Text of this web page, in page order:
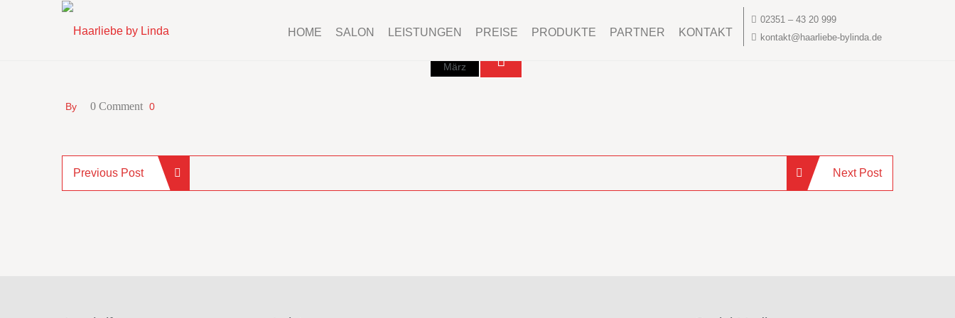
HOME SALON LEISTUNGEN PREISE PRODUKTE PARTNER KONTAKT
02351 – 43 20 999
kontakt@haarliebe-bylinda.de
März
By 0 Comment 0
Previous Post Next Post